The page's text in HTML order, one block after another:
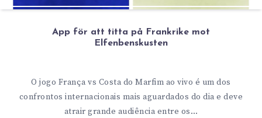
App för att titta på Frankrike mot
Elfenbenskusten
O jogo França vs Costa do Marfim ao vivo é um dos
confrontos internacionais mais aguardados do dia e deve
atrair grande audiência entre os…